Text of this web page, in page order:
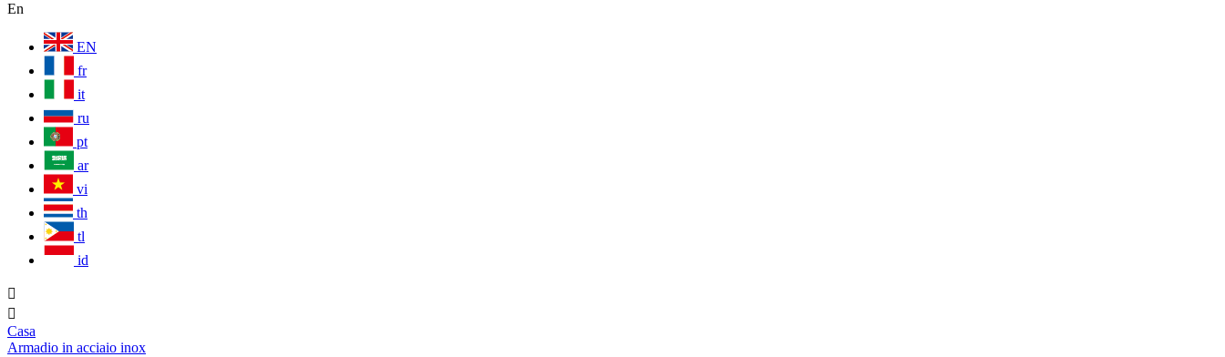
En
EN
fr
it
ru
pt
ar
vi
th
tl
id


Casa
Armadio in acciaio inox